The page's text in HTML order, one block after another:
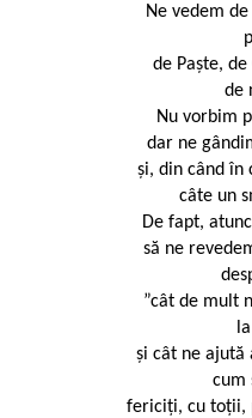
Ne vedem
de Paște,
de
Nu vorbim
dar ne
și, din când
câte un
De fapt,
să ne
”cât de mult
și cât ne ajută
cum
fericiți, cu toții,